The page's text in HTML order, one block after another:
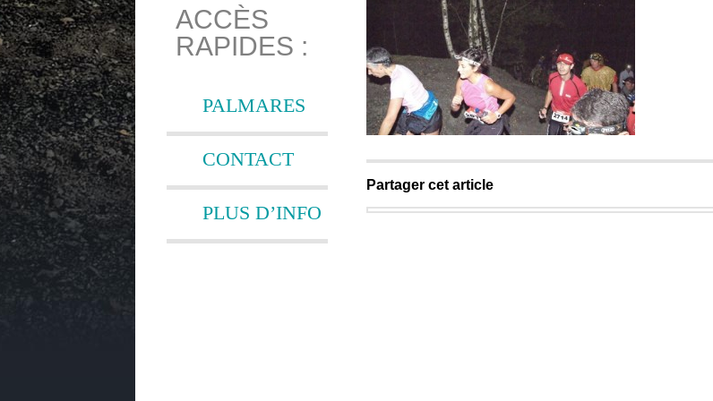
ACCÈS
RAPIDES :
PALMARES
CONTACT
PLUS D’INFO
Partager cet article